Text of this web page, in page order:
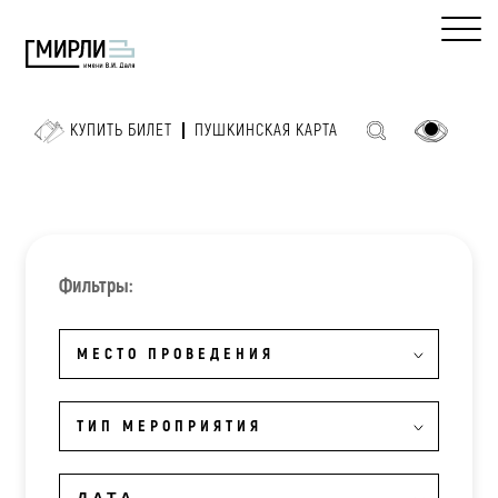
КУПИТЬ БИЛЕТ ПУШКИНСКАЯ КАРТА
Фильтры:
МЕСТО ПРОВЕДЕНИЯ
ТИП МЕРОПРИЯТИЯ